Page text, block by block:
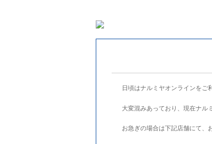
日頃はナルミヤオンラインをご
大変混みあっており、現在ナル
お急ぎの場合は下記店舗にて、